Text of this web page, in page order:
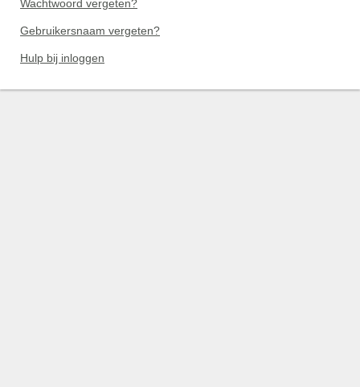
Wachtwoord vergeten?
Gebruikersnaam vergeten?
Hulp bij inloggen